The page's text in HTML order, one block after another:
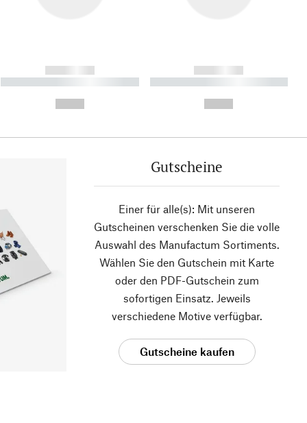
------------
----------- ----------- ----------
------------
----------- ----------- ----------
Gutscheine
Einer für alle(s): Mit unseren
Gutscheinen verschenken Sie die volle
Auswahl des Manufactum Sortiments.
Wählen Sie den Gutschein mit Karte
oder den PDF-Gutschein zum
sofortigen Einsatz. Jeweils
verschiedene Motive verfügbar.
Gutscheine kaufen